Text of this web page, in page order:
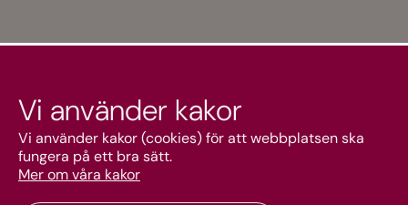
Kundtjänst
Vi använder kakor
Vi använder kakor (cookies) för att webbplatsen ska
fungera på ett bra sätt.
Mer om våra kakor